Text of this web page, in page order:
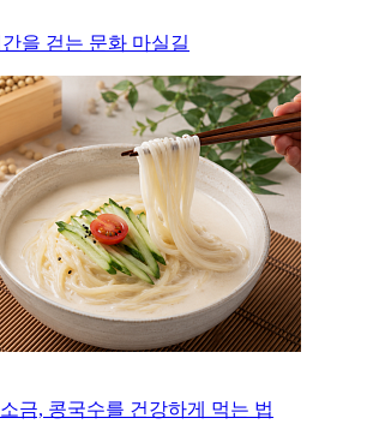
을 걷는 문화 마실길
금, 콩국수를 건강하게 먹는 법